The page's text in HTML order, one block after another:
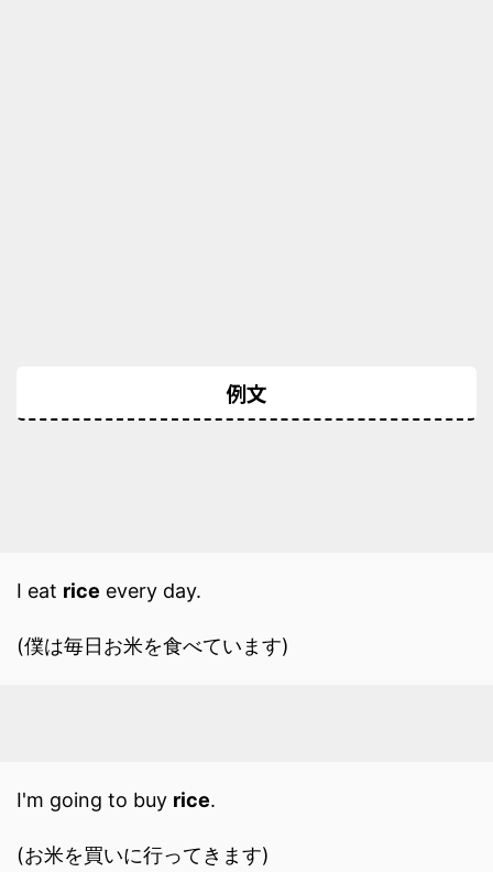
例文
I eat rice every day.
(僕は毎日お米を食べています)
I'm going to buy rice.
(お米を買いに行ってきます)